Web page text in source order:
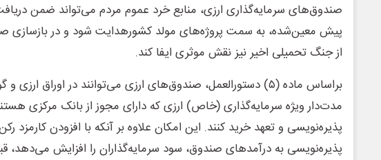
صندوق‌های سرمایه‌گذاری ارزی، منابع خرد عموم مردم می‌تواند ضمن
پیش معین‌شده، به سمت پروژه‌های مولد کشورهدایت شود و در بازسازی
از جنگ تحمیلی اخیر نیز نقش موثری ایفا کند.
براساس ماده (۵) دستورالعمل، صندوق‌های ارزی می‌توانند در اوراق
مدت‌دار ویژه سرمایه‌گذاری (خاص) ارزی که دارای مجوز از بانک مرکزی
پذیره‌نویسی و تعهد خرید کنند. این امکان علاوه بر آنکه با افزودن کارمزد
پذیره‌نویسی به درآمدهای صندوق، سود سرمایه‌گذاران را افزایش